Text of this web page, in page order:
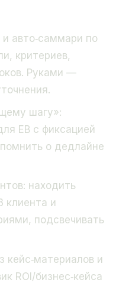
и авто‑саммари по
критериев,
Руками —
шагу»:
EB с фиксацией
о дедлайне
находить
и
подсвечивать
кейс‑материалов и
ROI/бизнес‑кейса